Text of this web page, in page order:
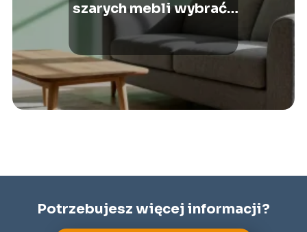
szarych mebli wybrać?
Najlepsze inspiracje
Potrzebujesz więcej informacji?